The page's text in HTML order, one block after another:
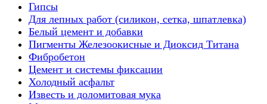
Гипсы
Для лепных работ (силикон, сетка, шпатлевка)
Белый цемент и добавки
Пигменты Железоокисные и Диоксид Титана
Фибробетон
Цемент и системы фиксации
Холодный асфальт
Известь и доломитовая мука